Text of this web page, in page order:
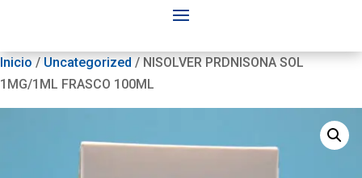
Inicio / Uncategorized / NISOLVER PRDNISONA SOL
1MG/1ML FRASCO 100ML